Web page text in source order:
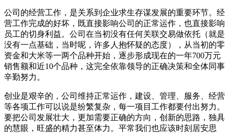
公司的经营工作，是关系到企业求生存谋发展的重要环节。经
营工作完成的好坏，既直接影响公司的正常运作，也直接影响
员工的切身利益。公司在当初没有任何关联交易做依托（就是
没有一点基础，当时呢，许多人抱怀疑的态度），从当初的零
资金和大米等一两个品种开始，逐步形成现在的一年700万元
销售额和近10个品种，这完全依靠领导的正确决策和全体同事
辛勤努力。
创业是艰辛的，公司维持正常运作，建设、管理、服务、经营
等各项工作可以说是纷繁复杂，每一项目工作都要付出努力。
要把公司发展壮大，更加需要正确的方向，创新的思路，独具
的慧眼，旺盛的精力甚至体力。平常我们也应该时刻居安思